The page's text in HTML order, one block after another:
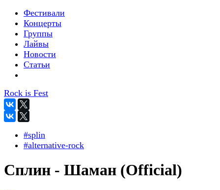
Фестивали
Концерты
Группы
Лайвы
Новости
Статьи
Rock is Fest
#splin
#alternative-rock
Сплин - Шаман (Official)